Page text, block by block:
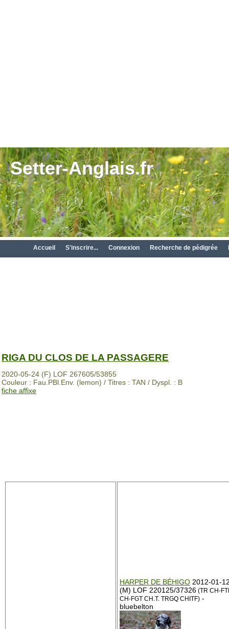
Setter-Anglais.fr
Accueil S'inscrire... Connexion Recherche de pédigrée
RIGA DU CLOS DE LA PASSAGERE
2020-05-24 (F) LOF 267605/53855
Couleur : Fau.PBl.Env. (lemon) / Titres : TAN / Dyspl. : B
fiche affixe
HARPER DE BÉHIGO 2012-01-
(M) LOF 220125/37326 (TR CH-
CH-FGT CH.T. TRGQ CHITF) -
bluebelton